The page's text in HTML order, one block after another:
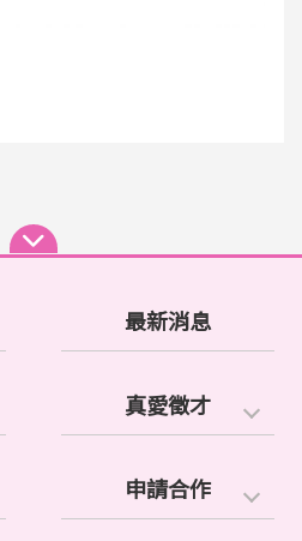
最新消息
真愛徵才
申請合作